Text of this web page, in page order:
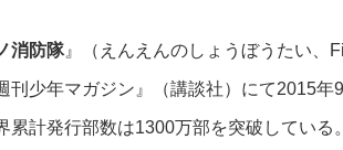
消防隊』（えんえんのしょうぼうたい、
刊少年マガジン』（講談社）にて2015
累計発行部数は1300万部を突破している。